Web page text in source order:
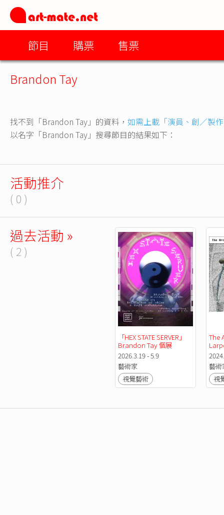
節目 購票 售票
Brandon Tay
找不到「Brandon Tay」的資料， 如需上載「演員、創／製
以名字「Brandon Tay」搜尋節目的結果如下：
活動推介
( 0 )
過去活動 »
( 2 )
「HEX STATE SERVER」
Brandon Tay 個展
2026.3.19 - 5.9
藝術家
視覺藝術
The
藝術
視